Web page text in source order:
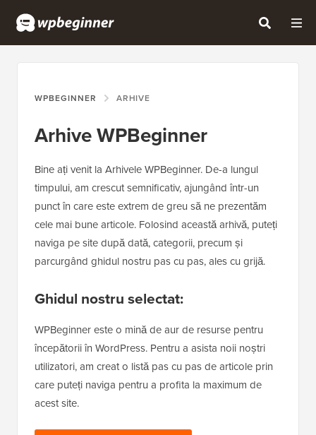
WPBEGINNER ARHIVE
Arhive WPBeginner
Bine ați venit la Arhivele WPBeginner. De-a lungul
timpului, am crescut semnificativ, ajungând într-un
punct în care este extrem de greu să ne prezentăm
cele mai bune articole. Folosind această arhivă, puteți
naviga pe site după dată, categorii, precum și
parcurgând ghidul nostru pas cu pas, ales cu grijă.
Ghidul nostru selectat:
WPBeginner este o mină de aur de resurse pentru
începătorii în WordPress. Pentru a asista noii noștri
utilizatori, am creat o listă pas cu pas de articole prin
care puteți naviga pentru a profita la maximum de
acest site.